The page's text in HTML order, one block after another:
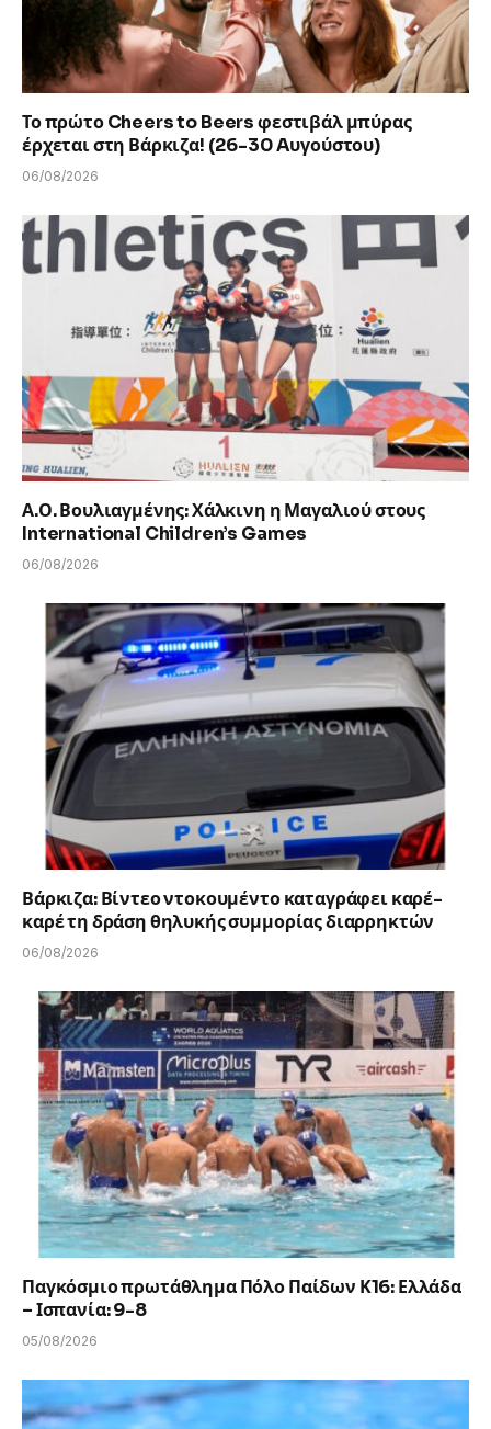
Το πρώτο Cheers to Beers φεστιβάλ μπύρας
έρχεται στη Βάρκιζα! (26-30 Aυγούστου)
06/08/2026
Α.Ο. Βουλιαγμένης: Χάλκινη η Μαγαλιού στους
International Children’s Games
06/08/2026
Βάρκιζα: Βίντεο ντοκουμέντο καταγράφει καρέ-
καρέ τη δράση θηλυκής συμμορίας διαρρηκτών
06/08/2026
Παγκόσμιο πρωτάθλημα Πόλο Παίδων Κ16: Ελλάδα
– Ισπανία: 9-8
05/08/2026